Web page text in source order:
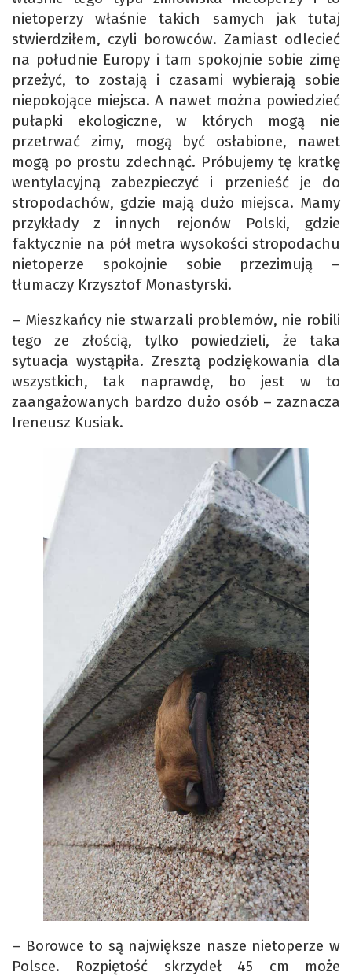
nietoperzy właśnie takich samych jak tutaj
stwierdziłem, czyli borowców. Zamiast odlecieć
na południe Europy i tam spokojnie sobie zimę
przeżyć, to zostają i czasami wybierają sobie
niepokojące miejsca. A nawet można powiedzieć
pułapki ekologiczne, w których mogą nie
przetrwać zimy, mogą być osłabione, nawet
mogą po prostu zdechnąć. Próbujemy tę kratkę
wentylacyjną zabezpieczyć i przenieść je do
stropodachów, gdzie mają dużo miejsca. Mamy
przykłady z innych rejonów Polski, gdzie
faktycznie na pół metra wysokości stropodachu
nietoperze spokojnie sobie przezimują –
tłumaczy Krzysztof Monastyrski.
– Mieszkańcy nie stwarzali problemów, nie robili
tego ze złością, tylko powiedzieli, że taka
sytuacja wystąpiła. Zresztą podziękowania dla
wszystkich, tak naprawdę, bo jest w to
zaangażowanych bardzo dużo osób – zaznacza
Ireneusz Kusiak.
– Borowce to są największe nasze nietoperze w
Polsce. Rozpiętość skrzydeł 45 cm może